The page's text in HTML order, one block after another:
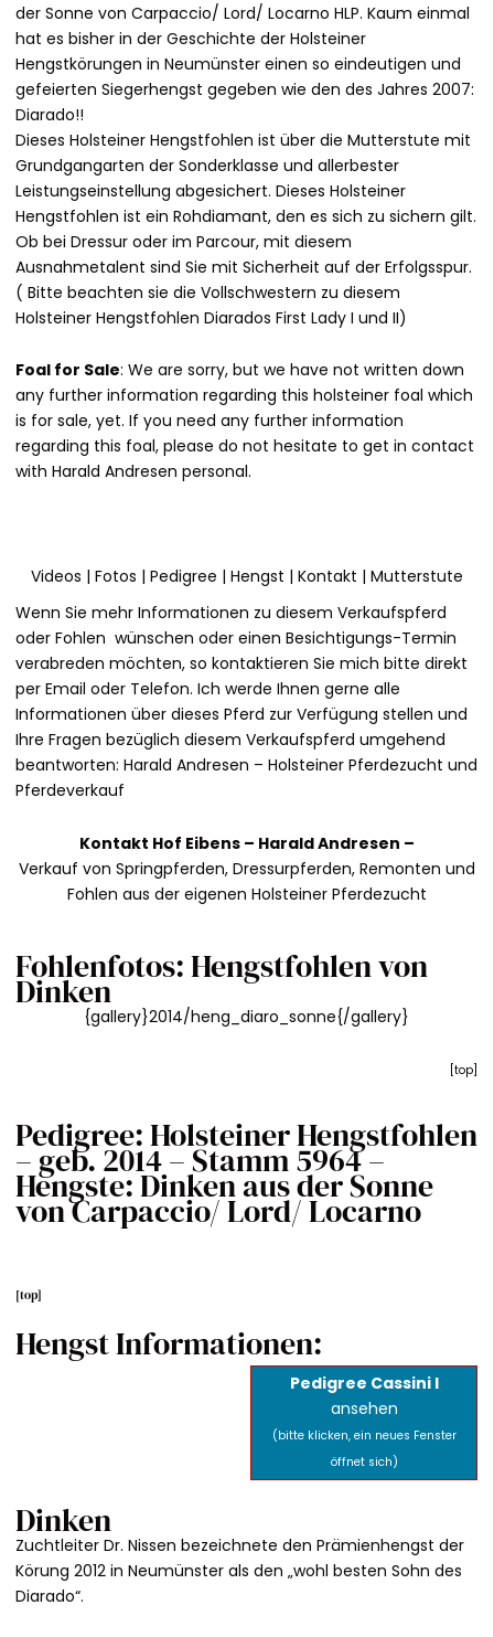
der Sonne von Carpaccio/ Lord/ Locarno HLP. Kaum einmal
hat es bisher in der Geschichte der Holsteiner
Hengstkörungen in Neumünster einen so eindeutigen und
gefeierten Siegerhengst gegeben wie den des Jahres 2007:
Diarado!!
Dieses Holsteiner Hengstfohlen ist über die Mutterstute mit
Grundgangarten der Sonderklasse und allerbester
Leistungseinstellung abgesichert. Dieses Holsteiner
Hengstfohlen ist ein Rohdiamant, den es sich zu sichern gilt.
Ob bei Dressur oder im Parcour, mit diesem
Ausnahmetalent sind Sie mit Sicherheit auf der Erfolgsspur.
( Bitte beachten sie die Vollschwestern zu diesem
Holsteiner Hengstfohlen Diarados First Lady I und II)
Foal for Sale: We are sorry, but we have not written down
any further information regarding this holsteiner foal which
is for sale, yet. If you need any further information
regarding this foal, please do not hesitate to get in contact
with Harald Andresen personal.
Videos | Fotos | Pedigree | Hengst | Kontakt | Mutterstute
Wenn Sie mehr Informationen zu diesem Verkaufspferd
oder Fohlen wünschen oder einen Besichtigungs-Termin
verabreden möchten, so kontaktieren Sie mich bitte direkt
per Email oder Telefon. Ich werde Ihnen gerne alle
Informationen über dieses Pferd zur Verfügung stellen und
Ihre Fragen bezüglich diesem Verkaufspferd umgehend
beantworten: Harald Andresen – Holsteiner Pferdezucht und
Pferdeverkauf
Kontakt Hof Eibens – Harald Andresen –
Verkauf von Springpferden, Dressurpferden, Remonten und
Fohlen aus der eigenen Holsteiner Pferdezucht
Fohlenfotos: Hengstfohlen von
Dinken
{gallery}2014/heng_diaro_sonne{/gallery}
top
Pedigree: Holsteiner Hengstfohlen
– geb. 2014 – Stamm 5964 –
Hengste: Dinken aus der Sonne
von Carpaccio/ Lord/ Locarno
[top]
Hengst Informationen:
Pedigree Cassini I
ansehen
(bitte klicken, ein neues Fenster
öffnet sich)
Dinken
Zuchtleiter Dr. Nissen bezeichnete den Prämienhengst der
Körung 2012 in Neumünster als den „wohl besten Sohn des
Diarado“.